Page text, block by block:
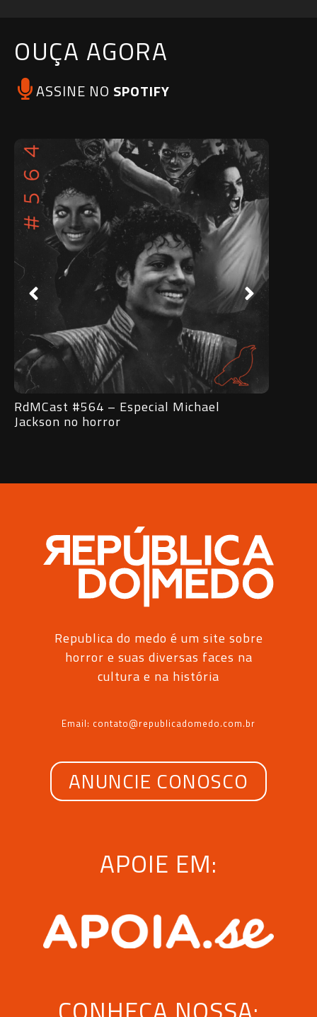
OUÇA AGORA
ASSINE NO SPOTIFY
RdMCast #563 – Entrevista com o
Vampiro Lestat
Republica do medo é um site sobre
horror e suas diversas faces na
cultura e na história
Email: contato@republicadomedo.com.br
ANUNCIE CONOSCO
APOIE EM: